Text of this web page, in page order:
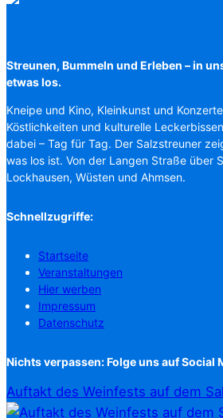
Streunen, Bummeln und Erleben – in
etwas los.
Kneipe und Kino, Kleinkunst und
Köstlichkeiten und kulturelle
dabei – Tag für Tag. Der Salzstreuner
was los ist. Von der Langen Straße über
Lockhausen, Wüsten und Ahmsen.
Schnellzugriffe:
Startseite
Veranstaltungen
Hier werben
Impressum
Datenschutz
Nichts verpassen: Folge uns auf Social
Auftakt des Weinfests auf dem